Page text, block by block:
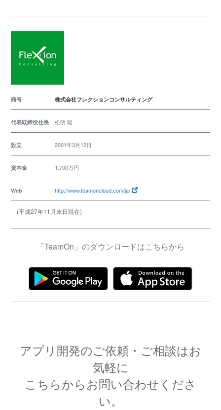
商号 株式会社フレクションコンサルティング
代表取締役社長 松明 陽
設立 2001年3月12日
資本金 1,700万円
Web http://www.teamoncloud.com/ja/
(平成27年11月末日現在)
「TeamOn」のダウンロードはこちらから
アプリ開発のご依頼・ご相談はお
気軽に
こちらからお問い合わせくださ
い。